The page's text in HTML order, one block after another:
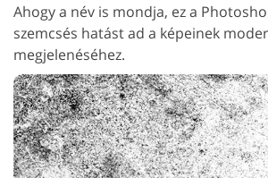
Ahogy a név is mondja, ez a
szemcsés hatást ad a képeinek
megjelenéséhez.